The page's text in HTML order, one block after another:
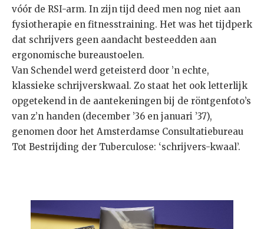
vóór de RSI-arm. In zijn tijd deed men nog niet aan
fysiotherapie en fitnesstraining. Het was het tijdperk
dat schrijvers geen aandacht besteedden aan
ergonomische bureaustoelen.
Van Schendel werd geteisterd door ’n echte,
klassieke schrijverskwaal. Zo staat het ook letterlijk
opgetekend in de aantekeningen bij de röntgenfoto’s
van z’n handen (december ’36 en januari ’37),
genomen door het Amsterdamse Consultatiebureau
Tot Bestrijding der Tuberculose: ‘schrijvers-kwaal’.